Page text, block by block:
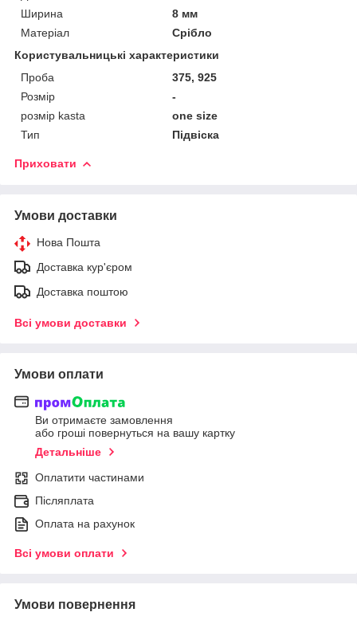
Ширина
8 мм
Матеріал
Срібло
Користувальницькі характеристики
Проба
375, 925
Розмір
-
розмір kasta
one size
Тип
Підвіска
Приховати
Умови доставки
Нова Пошта
Доставка кур'єром
Доставка поштою
Всі умови доставки
Умови оплати
Ви отримаєте замовлення
або гроші повернуться на вашу картку
Детальніше
Оплатити частинами
Післяплата
Оплата на рахунок
Всі умови оплати
Умови повернення